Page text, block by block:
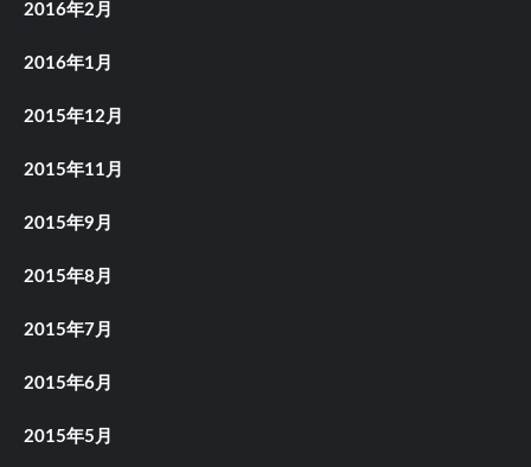
2016年2月
2016年1月
2015年12月
2015年11月
2015年9月
2015年8月
2015年7月
2015年6月
2015年5月